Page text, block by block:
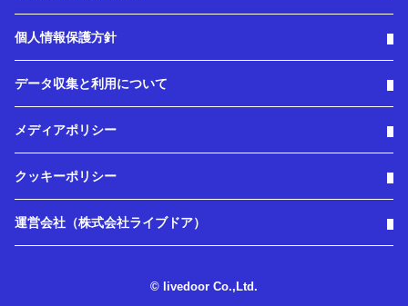
個人情報保護方針
データ収集と利用について
メディアポリシー
クッキーポリシー
運営会社（株式会社ライブドア）
© livedoor Co.,Ltd.